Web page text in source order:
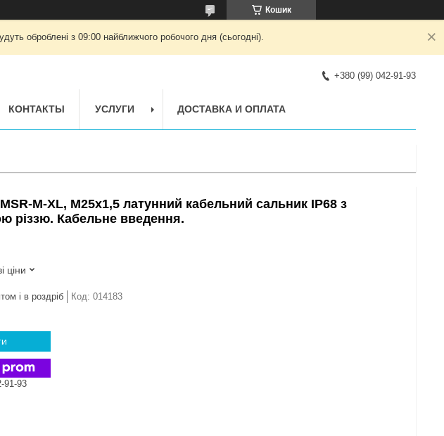
Кошик
оброблені з 09:00 найближчого робочого дня (сьогодні).
+380 (99) 042-91-93
КОНТАКТЫ УСЛУГИ ДОСТАВКА И ОПЛАТА
M-XL, M25x1,5 латунний кабельний сальник IP68 з
різзю. Кабельне введення.
ціни
і в роздріб Код: 014183
91-93